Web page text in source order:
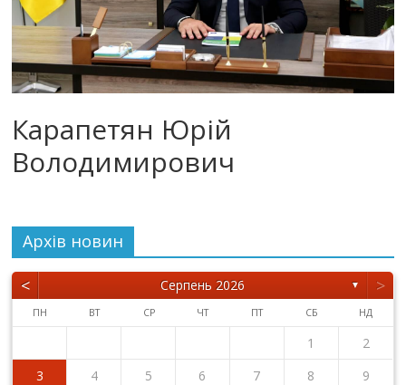
Карапетян Юрій
Володимирович
Архiв новин
< Серпень 2026 ▼ >
ПН ВТ СР ЧТ ПТ СБ НД
1
2
3
4 5 6 7 8
9